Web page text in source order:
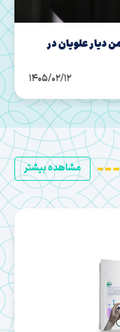
شب های اقتدار
مشاهده بیشتر